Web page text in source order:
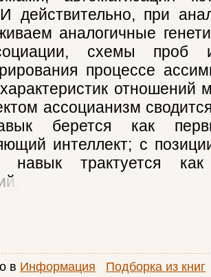
действительно, при
аналогичные
схемы проб
процессе
отношений
ассоцианизм
берется как
интеллект; с
навык трактуется как
в Информация
Подборка из книг